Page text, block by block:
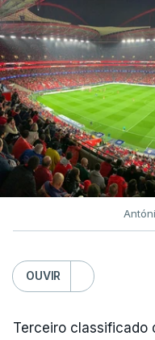
OUVIR
Terceiro classificado